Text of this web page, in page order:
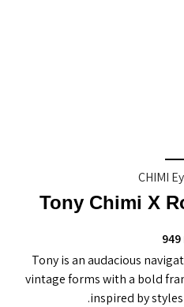
CHIMI
Tony Chimi X
949
Tony is an audacious
vintage forms with a bold
inspired by